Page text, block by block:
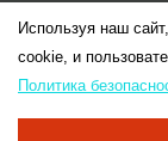
© 2017-2026 Любое
Используя наш
cookie, и
Политика